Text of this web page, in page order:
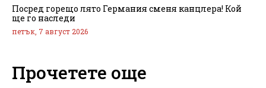
Посред горещо лято Германия сменя канцлера! Кой
ще го наследи
петък, 7 август 2026
Прочетете още